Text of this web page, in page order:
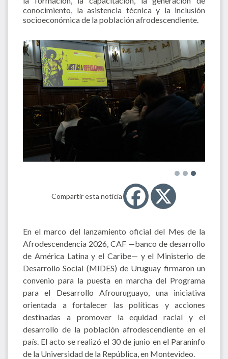
conocimiento, la asistencia técnica y la inclusión
socioeconómica de la población afrodescendiente.
Compartir esta noticia
En el marco del lanzamiento oficial del Mes de la
Afrodescendencia 2026, CAF —banco de desarrollo
de América Latina y el Caribe— y el Ministerio de
Desarrollo Social (MIDES) de Uruguay firmaron un
convenio para la puesta en marcha del Programa
para el Desarrollo Afrouruguayo, una iniciativa
orientada a fortalecer las políticas y acciones
destinadas a promover la equidad racial y el
desarrollo de la población afrodescendiente en el
país. El acto se realizó el 30 de junio en el Paraninfo
de la Universidad de la República, en Montevideo.